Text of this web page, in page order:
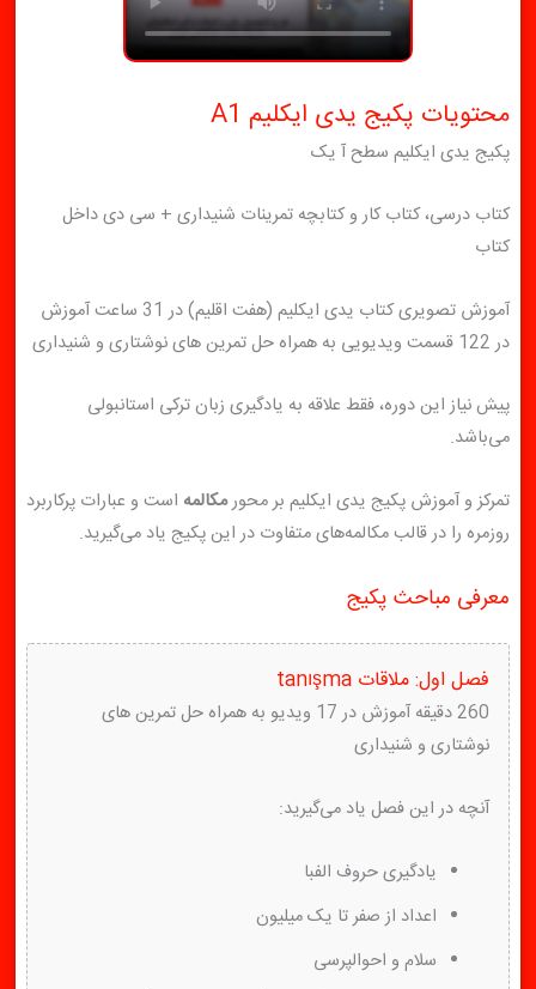
محتویات پکیج یدی ایکلیم A1
پکیج یدی ایکلیم سطح آ یک
کتاب درسی، کتاب کار و کتابچه تمرینات شنیداری + سی دی داخل
کتاب
آموزش تصویری کتاب یدی ایکلیم (هفت اقلیم) در 31 ساعت آموزش
در 122 قسمت ویدیویی به همراه حل تمرین های نوشتاری و شنیداری
پیش نیاز این دوره، فقط علاقه به یادگیری زبان ترکی استانبولی
می‌باشد.
تمرکز و آموزش پکیج یدی ایکلیم بر محورمکالمه است و عبارات پرکاربرد
روزمره را در قالب مکالمه‌های متفاوت در این پکیج یاد می‌گیرید.
معرفی مباحث پکیج
فصل اول: ملاقات tanışma
260 دقیقه آموزش در 17 ویدیو به همراه حل تمرین های
نوشتاری و شنیداری
آنچه در این فصل یاد می‌گیرید:
یادگیری حروف الفبا
اعداد از صفر تا یک میلیون
سلام و احوالپرسی